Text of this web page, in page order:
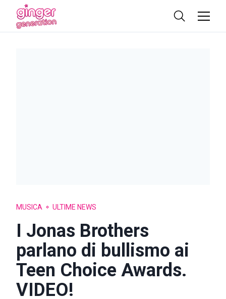
MUSICA ULTIME NEWS
I Jonas Brothers
parlano di bullismo ai
Teen Choice Awards.
VIDEO!